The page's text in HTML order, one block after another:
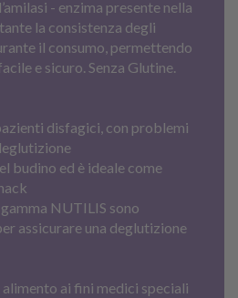
- enzima presente nella
la consistenza degli
il consumo, permettendo
e sicuro. Senza Glutine.
disfagici, con problemi
budino ed è ideale come
NUTILIS sono
assicurare una deglutizione
ai fini medici speciali